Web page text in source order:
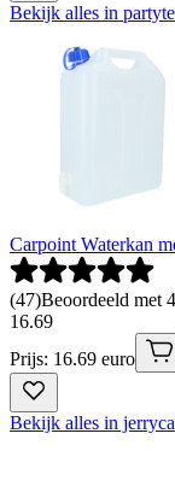
Bekijk alles in
Carpoint Waterkan
(47)Beoordeeld met
16.69
Prijs: 16.69 euro
Bekijk alles in